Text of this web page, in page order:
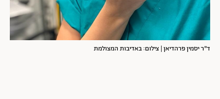
ד"ר יסמין פרהדיאן | צילום: באדיבות המצולמת